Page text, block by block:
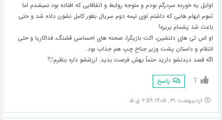
اوایل یه خورده سردرگم بودم و متوجه روابط و اتفاقایی که افتاده بود نمیشدم اما
تموم ابهام هایی که داشتم توی نیمه دوم سریال بطور کامل نشون داده شد و حتی
باعث شد پشمام بریزه!
او اس تی های دلنشین، اکت بازیگرا، صحنه های احساسی قشنگ، فداکاریا و حتی
انتقام و داستان پشت وزیر جناح چپ هم جذاب بود.
اگه قصد دیدنشو دارید حتماً بهش فرصت بدید. ارزششو داره بنظرم💘
1 پاسخ
اردیبهشت ۳۱, ۱۴۰۵ ۲:۵۹ ق.ظ